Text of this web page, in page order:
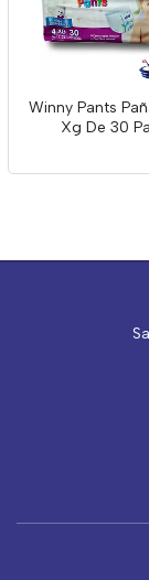
Winny Pants
Xg De 30